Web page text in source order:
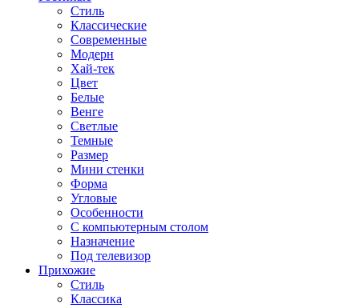
Стиль
Классические
Современные
Модерн
Хай-тек
Цвет
Белые
Венге
Светлые
Темные
Размер
Мини стенки
Форма
Угловые
Особенности
С компьютерным столом
Назначение
Под телевизор
Прихожие
Стиль
Классика